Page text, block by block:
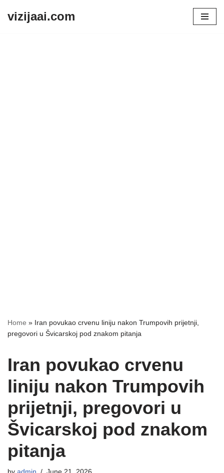
vizijaai.com
Home » Iran povukao crvenu liniju nakon Trumpovih prijetnji,
pregovori u Švicarskoj pod znakom pitanja
Iran povukao crvenu
liniju nakon Trumpovih
prijetnji, pregovori u
Švicarskoj pod znakom
pitanja